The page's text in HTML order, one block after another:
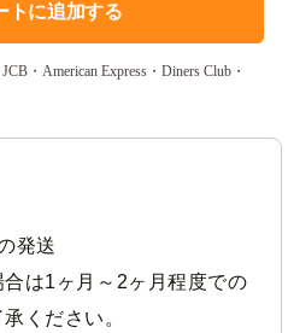
トに追加する
・American Express・Diners Club・
発送
は1ヶ月～2ヶ月程度での
ください。